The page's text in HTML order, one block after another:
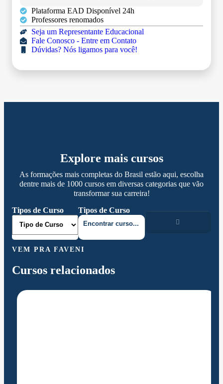
Plataforma EAD Disponível 24h
Professores renomados
Seja um Representante Educacional
Fale Conosco - Entre em Contato
Dúvidas? Nós ligamos para você!
Explore mais cursos
As formações mais completas do Brasil estão aqui, escolha
dentre mais de 1000 cursos em diversas categorias que vão
transformar sua carreira!
Tipos de Curso
Tipos de Curso
VEM PRA FAVENI
Cursos relacionados